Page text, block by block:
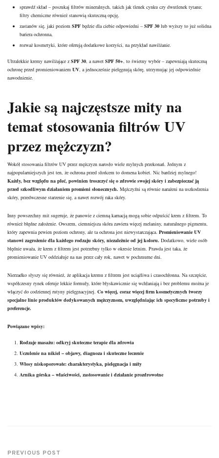
sprawdź skład – poszukaj filtrów mineralnych, takich jak tlenek cynku czy dwutlenek tytanu;
filtry chemiczne również stanowią skuteczną opcję,
zastanów się, jaki poziom SPF będzie dla ciebie odpowiedni – SPF 30 lub wyższy to już solidna
bariera ochronna,
rozważ kosmetyki, które oferują dodatkowe korzyści, na przykład nawilżanie.
Ultralekkie kremy nawilżające z SPF 30, a nawet SPF 50+, to świetny wybór – zapewniają skuteczną
ochronę przed promieniowaniem UV, a jednocześnie pielęgnują skórę, utrzymując jej odpowiednie
nawodnienie.
Jakie są najczęstsze mity na
temat stosowania filtrów UV
przez mężczyzn?
Wokół stosowania filtrów UV przez mężczyzn narosło wiele mylnych przekonań. Jednym z
najpopularniejszych jest ten, że ochrona przed słońcem to domena kobiet. Nic bardziej mylnego!
Każdy, bez względu na płeć, powinien troszczyć się o zdrowie swojej skóry i zabezpieczać ją
przed szkodliwym działaniem promieni słonecznych. Mężczyźni są równie narażeni na uszkodzenia
skóry, przedwczesne starzenie się, a nawet rozwój raka skóry.
Inny powszechny mit sugeruje, że panowie z ciemną karnacją mogą sobie odpuścić krem z filtrem. To
również błędne założenie. Owszem, ciemniejsza skóra zawiera więcej melaniny, naturalnego pigmentu,
który zapewnia pewien poziom ochrony, ale ta ochrona jest niewystarczająca. Promieniowanie UV
stanowi zagrożenie dla każdego rodzaju skóry, niezależnie od jej koloru. Dodatkowo, wiele osób
błędnie uważa, że krem z filtrem jest potrzebny tylko w okresie letnim. Prawda jest taka, że
promieniowanie UV oddziałuje na nas przez cały rok, nawet w pochmurne dni.
Nierzadko słyszy się również, że aplikacja kremu z filtrem jest uciążliwa i czasochłonna. Na szczęście,
współczesny rynek oferuje lekkie formuły, które błyskawicznie się wchłaniają i bez problemu można je
włączyć do codziennej rutyny pielęgnacyjnej. Co więcej, coraz więcej firm kosmetycznych tworzy
specjalne linie produktów dedykowanych mężczyznom, uwzględniając ich specyficzne potrzeby i
preferencje.
Powiązane wpisy:
Rodzaje masażu: odkryj skuteczne terapie dla zdrowia
Uczulenie na nikiel – objawy, diagnoza i skuteczne leczenie
Włosy niskoporowate: charakterystyka, pielęgnacja i mity
Arnika górska – właściwości, zastosowanie i działanie prozdrowotne
PREVIOUS POST